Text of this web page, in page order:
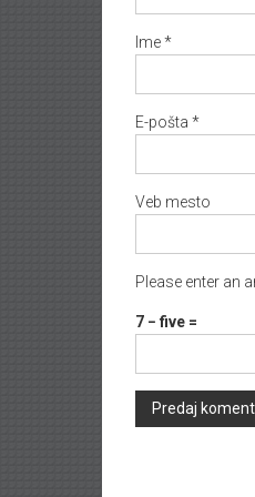
Ime*
E-pošta *
Veb mesto
Please enter an
7 − five =